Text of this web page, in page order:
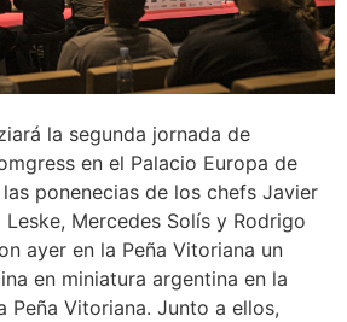
la segunda jornada de
en el Palacio Europa de
ponenecias de los chefs Javier
Leske, Mercedes Solís y Rodrigo
ayer en la Peña Vitoriana un
en miniatura argentina en la
Peña Vitoriana. Junto a ellos,